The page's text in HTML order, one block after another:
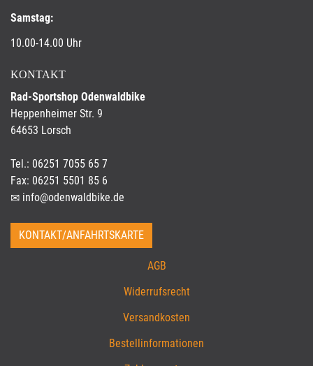
Samstag:
10.00-14.00 Uhr
KONTAKT
Rad-Sportshop Odenwaldbike
Heppenheimer Str. 9
64653 Lorsch
Tel.: 06251 7055 65 7
Fax: 06251 5501 85 6
info@odenwaldbike.de
KONTAKT/ANFAHRTSKARTE
AGB
Widerrufsrecht
Versandkosten
Bestellinformationen